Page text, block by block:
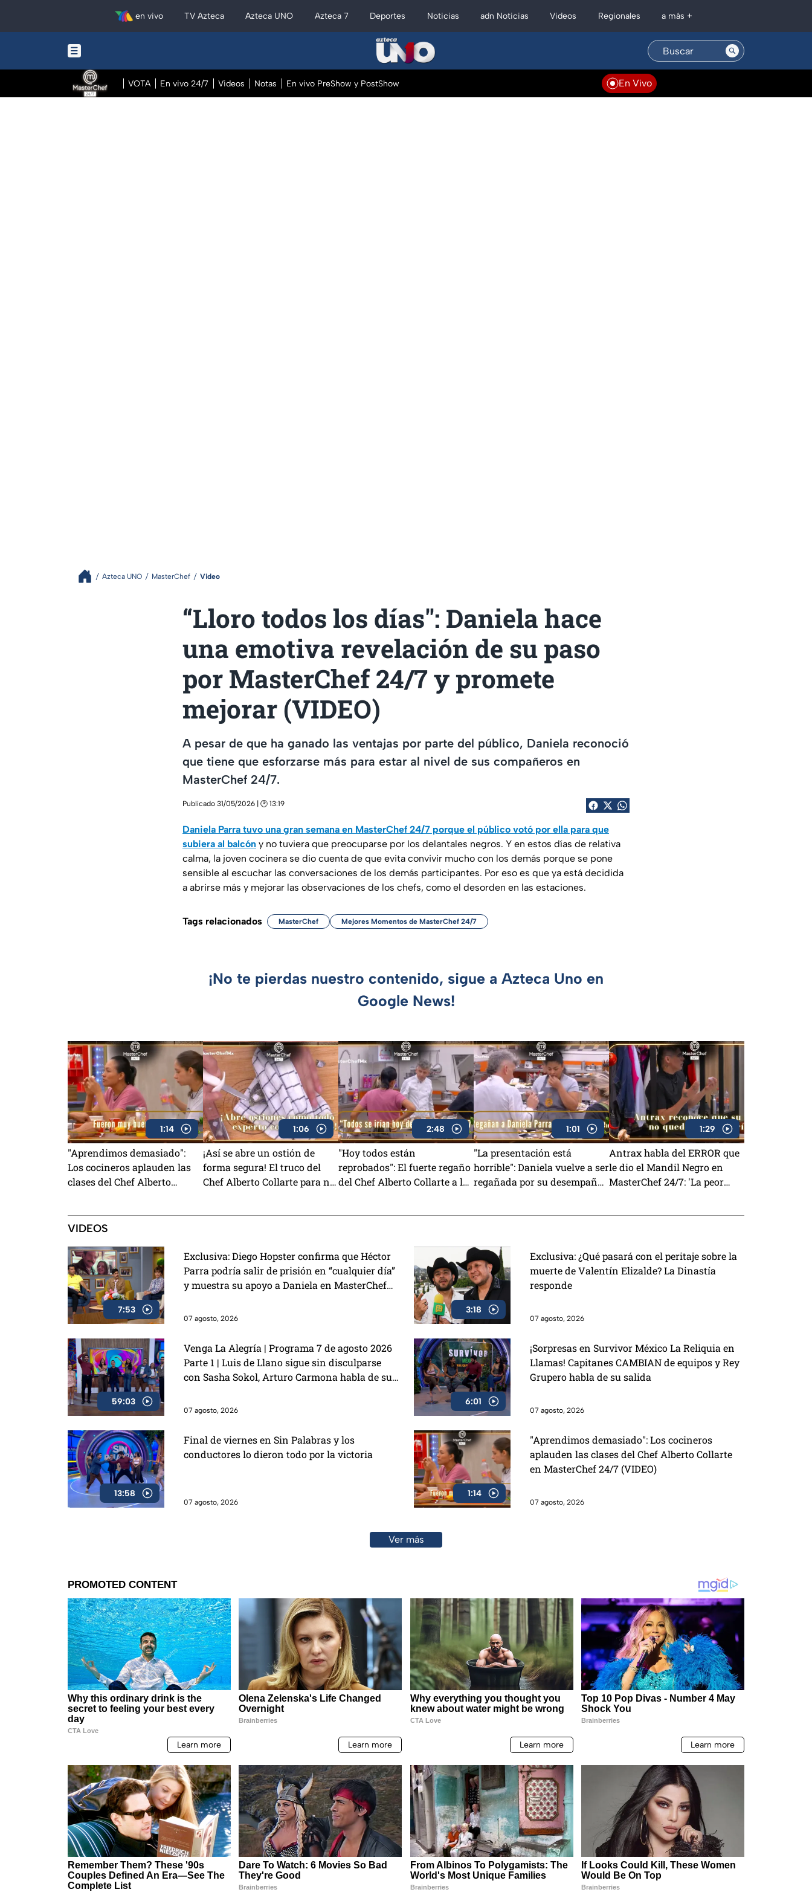
en vivo TV Azteca Azteca UNO Azteca 7 Deportes Noticias adn Noticias Videos Regionales a más +
VOTA En vivo 24/7 Videos Notas En vivo PreShow y PostShow En Vivo
Azteca UNO MasterChef Video
“Lloro todos los días": Daniela hace
una emotiva revelación de su paso
por MasterChef 24/7 y promete
mejorar (VIDEO)
A pesar de que ha ganado las ventajas por parte del público, Daniela reconoció
que tiene que esforzarse más para estar al nivel de sus compañeros en
MasterChef 24/7.
Publicado 31/05/2026 | 🕑 13:19
Daniela Parra tuvo una gran semana en MasterChef 24/7 porque el público votó por ella para que
subiera al balcón y no tuviera que preocuparse por los delantales negros. Y en estos días de relativa
calma, la joven cocinera se dio cuenta de que evita convivir mucho con los demás porque se pone
sensible al escuchar las conversaciones de los demás participantes. Por eso es que ya está decidida
a abrirse más y mejorar las observaciones de los chefs, como el desorden en las estaciones.
Tags relacionados MasterChef Mejores Momentos de MasterChef 24/7
¡No te pierdas nuestro contenido, sigue a Azteca Uno en
Google News!
1:14
"Aprendimos demasiado":
Los cocineros aplauden las
clases del Chef Alberto
1:06
¡Así se abre un ostión de
forma segura! El truco del
Chef Alberto Collarte para no
2:48
"Hoy todos están
reprobados": El fuerte regaño
del Chef Alberto Collarte a los
1:01
"La presentación está
horrible": Daniela vuelve a ser
regañada por su desempaño
1:29
Antrax habla del ERROR que
le dio el Mandil Negro en
MasterChef 24/7: 'La peor
VIDEOS
7:53
Exclusiva: Diego Hopster confirma que Héctor
Parra podría salir de prisión en “cualquier día”
y muestra su apoyo a Daniela en MasterChef
07 agosto, 2026
3:18
Exclusiva: ¿Qué pasará con el peritaje sobre la
muerte de Valentín Elizalde? La Dinastía
responde
07 agosto, 2026
59:03
Venga La Alegría | Programa 7 de agosto 2026
Parte 1 | Luis de Llano sigue sin disculparse
con Sasha Sokol, Arturo Carmona habla de su
BBQ con café
07 agosto, 2026
6:01
¡Sorpresas en Survivor México La Reliquia en
Llamas! Capitanes CAMBIAN de equipos y Rey
Grupero habla de su salida
07 agosto, 2026
13:58
Final de viernes en Sin Palabras y los
conductores lo dieron todo por la victoria
07 agosto, 2026
1:14
"Aprendimos demasiado": Los cocineros
aplauden las clases del Chef Alberto Collarte
en MasterChef 24/7 (VIDEO)
07 agosto, 2026
Ver más